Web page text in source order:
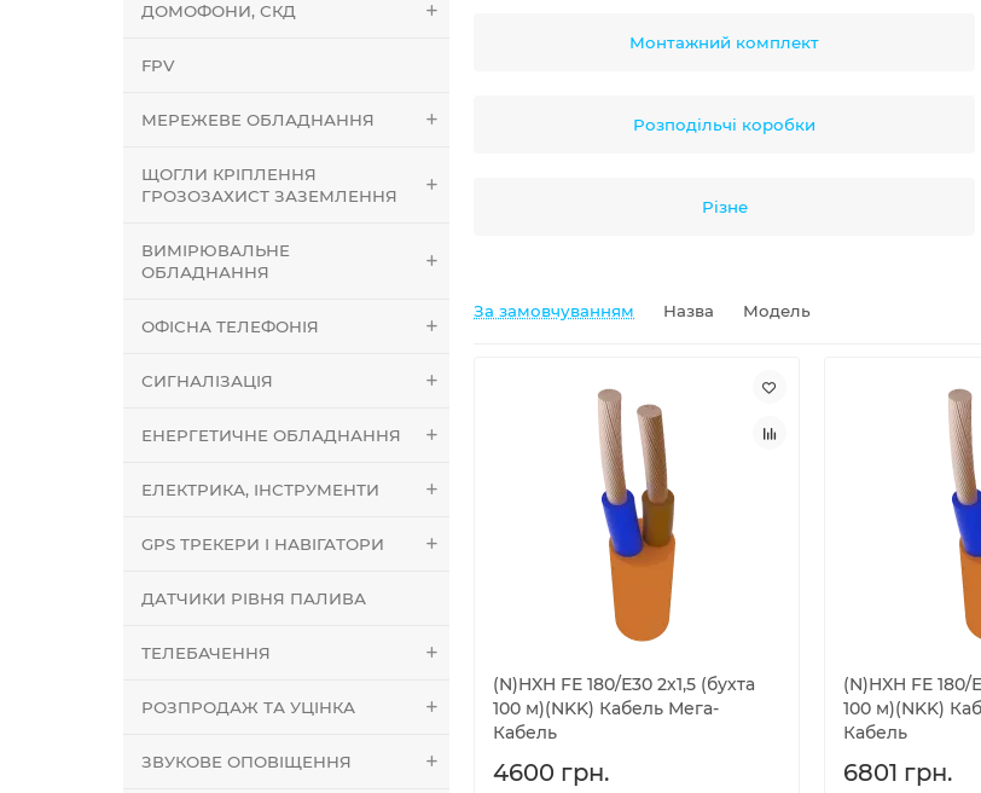
ДОМОФОНИ, СКД
FPV
МЕРЕЖЕВЕ ОБЛАДНАННЯ
ЩОГЛИ КРІПЛЕННЯ
ГРОЗОЗАХИСТ ЗАЗЕМЛЕННЯ
ВИМІРЮВАЛЬНЕ
ОБЛАДНАННЯ
ОФІСНА ТЕЛЕФОНІЯ
СИГНАЛІЗАЦІЯ
ЕНЕРГЕТИЧНЕ ОБЛАДНАННЯ
ЕЛЕКТРИКА, ІНСТРУМЕНТИ
GPS ТРЕКЕРИ І НАВІГАТОРИ
ДАТЧИКИ РІВНЯ ПАЛИВА
ТЕЛЕБАЧЕННЯ
РОЗПРОДАЖ ТА УЦІНКА
ЗВУКОВЕ ОПОВІЩЕННЯ
Монтажний комплект
Розподільчі коробки
Різне
За замовчуванням Назва Модель
(N)HXH FE 180/Е30 2х1,5 (бухта
100 м)(NKK) Кабель Мега-
Кабель
4600 грн.
(N)HXH FE 180/
100 м)(NKK)
Кабель
6801 грн.